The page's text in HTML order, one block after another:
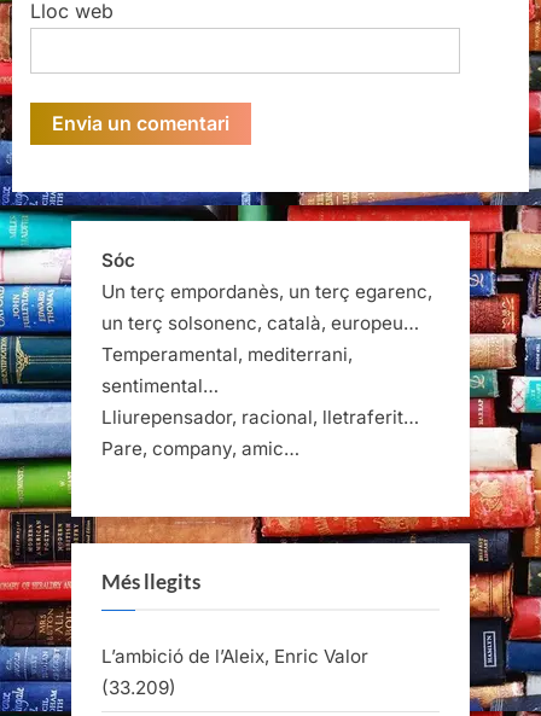
Lloc web
Sóc
Un terç empordanès, un terç egarenc,
un terç solsonenc, català, europeu…
Temperamental, mediterrani,
sentimental…
Lliurepensador, racional, lletraferit…
Pare, company, amic…
Més llegits
L’ambició de l’Aleix, Enric Valor
(33.209)